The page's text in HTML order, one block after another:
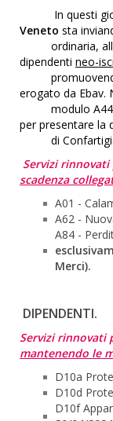
In questi
Veneto sta
ordinaria, alle
dipendenti neo-
promuovendo
erogato da Ebav.
modulo A44
per presentare la
di
Servizi rinnovati
scadenza
A01 -
A62 -
A84 -
Merci).
DIPENDENTI.
Servizi rinnovati
mantenendo le
D10a
D10d
D10f